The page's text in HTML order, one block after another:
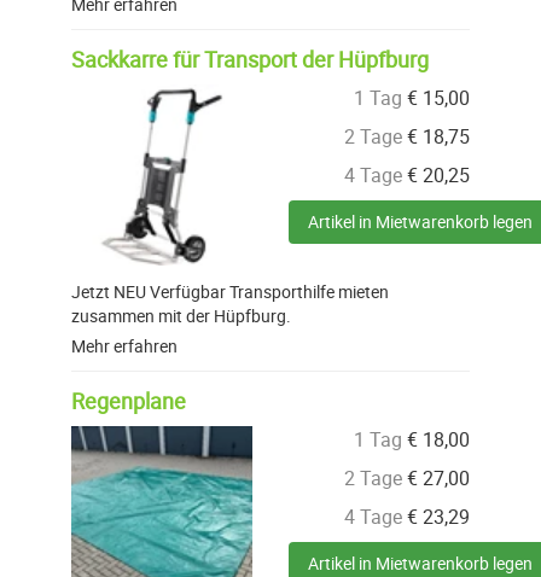
Sackkarre für Transport der Hüpfburg
1 Tag € 15,00
2 Tage€ 18,75
4 Tage€20,25
Artikel in Mietwarenkorb legen
Jetzt NEU Verfügbar Transporthilfe mieten
zusammen mit der Hüpfburg.
Mehr erfahren
Regenplane
1 Tag € 18,00
2 Tage€27,00
4 Tage€23,29
Artikel in Mietwarenkorb legen